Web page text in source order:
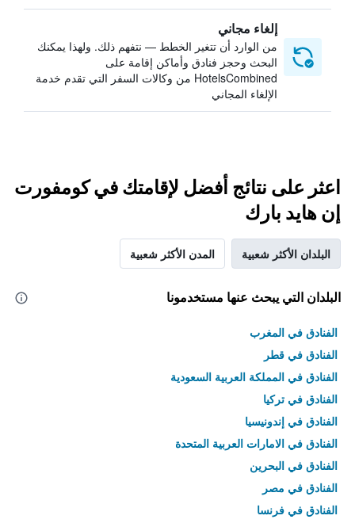
إلغاء مجاني
من الوارد أن تتغير الخطط — نتفهم ذلك. ولهذا يمكنك
البحث وحجز فنادق وأماكن إقامة على
HotelsCombined من وكالات السفر التي تقدم خدمة
الإلغاء المجاني
اعثر على نتائج أفضل لإقامتك في كومفورت
إن هايد بارك
البلدان الأكثر شعبية المدن الأكثر شعبية
البلدان التي يبحث عنها مستخدمونا
الفنادق في المغرب
الفنادق في قطر
الفنادق في المملكة العربية السعودية
الفنادق في تركيا
الفنادق في إندونيسيا
الفنادق في الامارات العربية المتحدة
الفنادق في البحرين
الفنادق في مصر
الفنادق في فرنسا